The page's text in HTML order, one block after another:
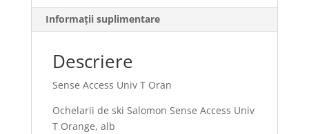
Informații suplimentare
Descriere
Sense Access Univ T Oran
Ochelarii de ski Salomon Sense Access Univ
T Orange, alb